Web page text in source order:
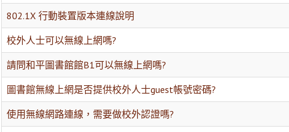
802.1X 行動裝置版本連線說明
校外人士可以無線上網嗎?
請問和平圖書館館B1可以無線上網嗎?
圖書館無線上網是否提供校外人士guest帳號密碼?
使用無線網路連線，需要做校外認證嗎?